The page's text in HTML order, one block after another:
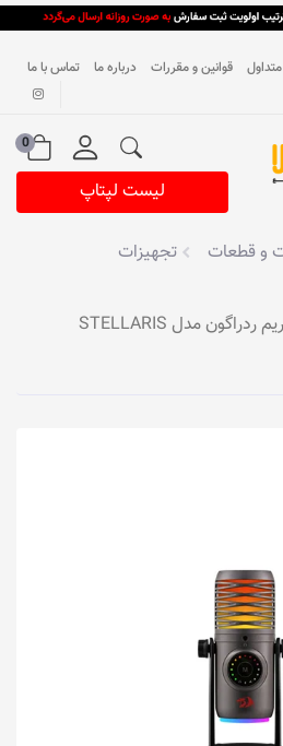
قوانین و مقررات درباره ما تماس با ما
0
لیست لپتاپ
و قطعات
تجهیزات
میکروفون مخصوص استریم ردراگون مدل STELLARIS